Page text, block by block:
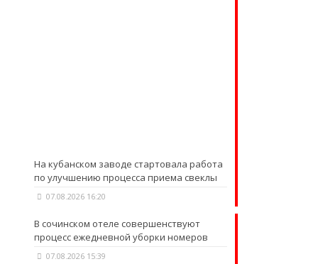
На кубанском заводе стартовала работа
по улучшению процесса приема свеклы
07.08.2026 16:20
В сочинском отеле совершенствуют
процесс ежедневной уборки номеров
07.08.2026 15:39